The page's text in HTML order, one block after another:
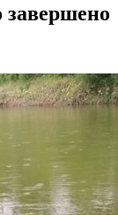
завершено